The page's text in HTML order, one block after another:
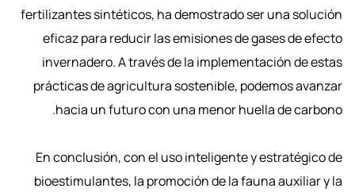
fertilizantes sintéticos, ha demostrado ser una solución
eficaz para reducir las emisiones de gases de efecto
invernadero. A través de la implementación de estas
prácticas de agricultura sostenible, podemos avanzar
hacia un futuro con una menor huella de carbono.
En conclusión, con el uso inteligente y estratégico de
bioestimulantes, la promoción de la fauna auxiliar y la